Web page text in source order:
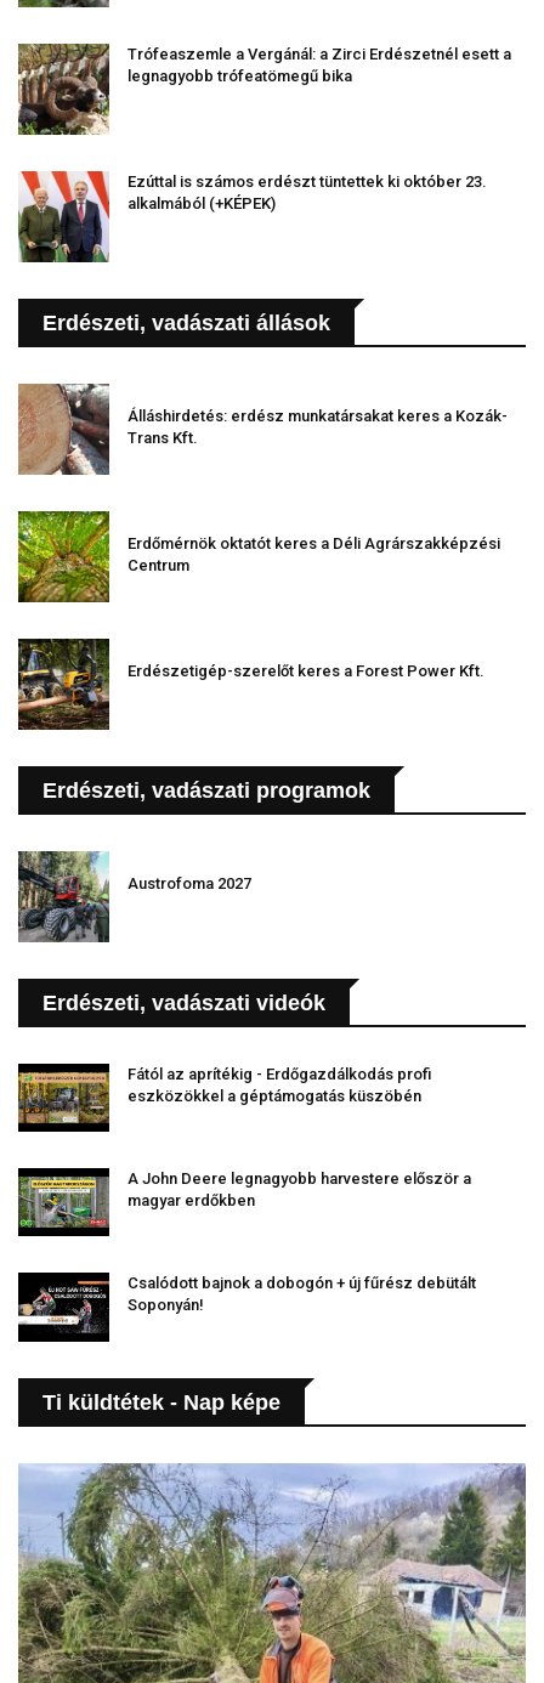
Trófeaszemle a Vergánál: a Zirci Erdészetnél esett a
legnagyobb trófeatömegű bika
Ezúttal is számos erdészt tüntettek ki október 23.
alkalmából (+KÉPEK)
Erdészeti, vadászati állások
Álláshirdetés: erdész munkatársakat keres a Kozák-
Trans Kft.
Erdőmérnök oktatót keres a Déli Agrárszakképzési
Centrum
Erdészetigép-szerelőt keres a Forest Power Kft.
Erdészeti, vadászati programok
Austrofoma 2027
Erdészeti, vadászati videók
Fától az aprítékig - Erdőgazdálkodás profi
eszközökkel a géptámogatás küszöbén
A John Deere legnagyobb harvestere először a
magyar erdőkben
Csalódott bajnok a dobogón + új fűrész debütált
Soponyán!
Ti küldtétek - Nap képe